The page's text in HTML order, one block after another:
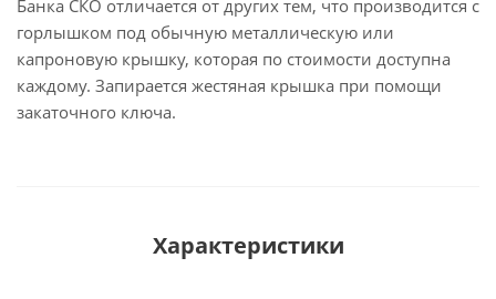
Банка СКО отличается от других тем, что производится с
горлышком под обычную металлическую или
капроновую крышку, которая по стоимости доступна
каждому. Запирается жестяная крышка при помощи
закаточного ключа.
Характеристики